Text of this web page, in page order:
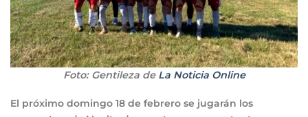
Foto: Gentileza de La Noticia Online
El próximo domingo 18 de febrero se jugarán los